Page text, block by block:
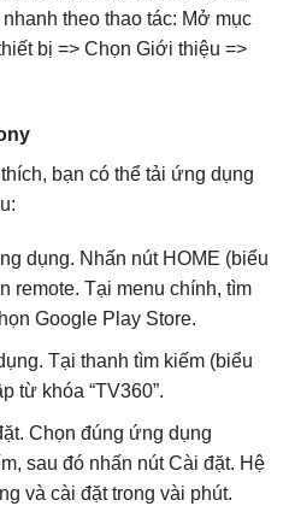
theo thao tác: Mở mục
bị => Chọn Giới thiệu =>
bạn có thể tải ứng dụng
dụng. Nhấn nút HOME (biểu
remote. Tại menu chính, tìm
Google Play Store.
Tại thanh tìm kiếm (biểu
từ khóa “TV360”.
Chọn đúng ứng dụng
sau đó nhấn nút Cài đặt. Hệ
và cài đặt trong vài phút.